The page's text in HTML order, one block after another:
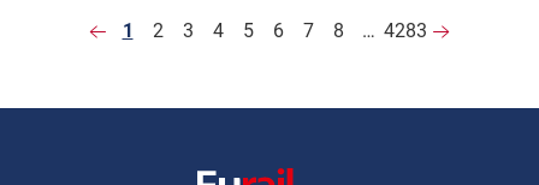
1 2 3 4 5 6 7 8 … 4283